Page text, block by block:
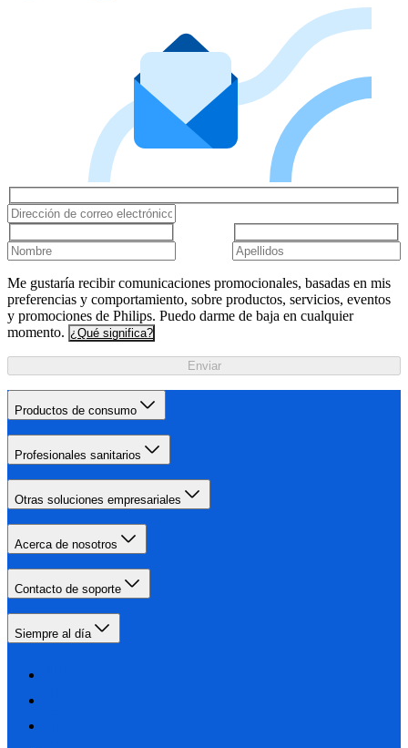
Me gustaría recibir comunicaciones promocionales, basadas en mis
preferencias y comportamiento, sobre productos, servicios, eventos
y promociones de Philips. Puedo darme de baja en cualquier
momento. ¿Qué significa?
Enviar
Productos de consumo
Profesionales sanitarios
Otras soluciones empresariales
Acerca de nosotros
Contacto de soporte
Siempre al día